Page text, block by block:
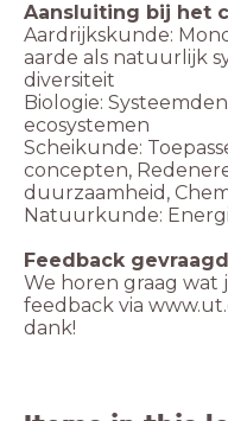
Aansluiting bij het
Aardrijkskunde:
aarde als natuurlijk
diversiteit
Biologie:
ecosystemen
Scheikunde:
concepten,
duurzaamheid,
Natuurkunde:
We horen graag wat
feedback via